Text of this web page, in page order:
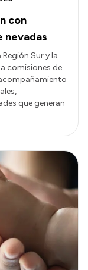
con
nevadas
Sur y la
comisiones de
que generan